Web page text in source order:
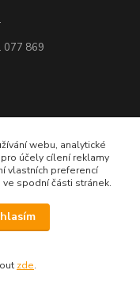
077 869
webu, analytické
účely cílení reklamy
vlastních preferencí
spodní části stránek.
zde.